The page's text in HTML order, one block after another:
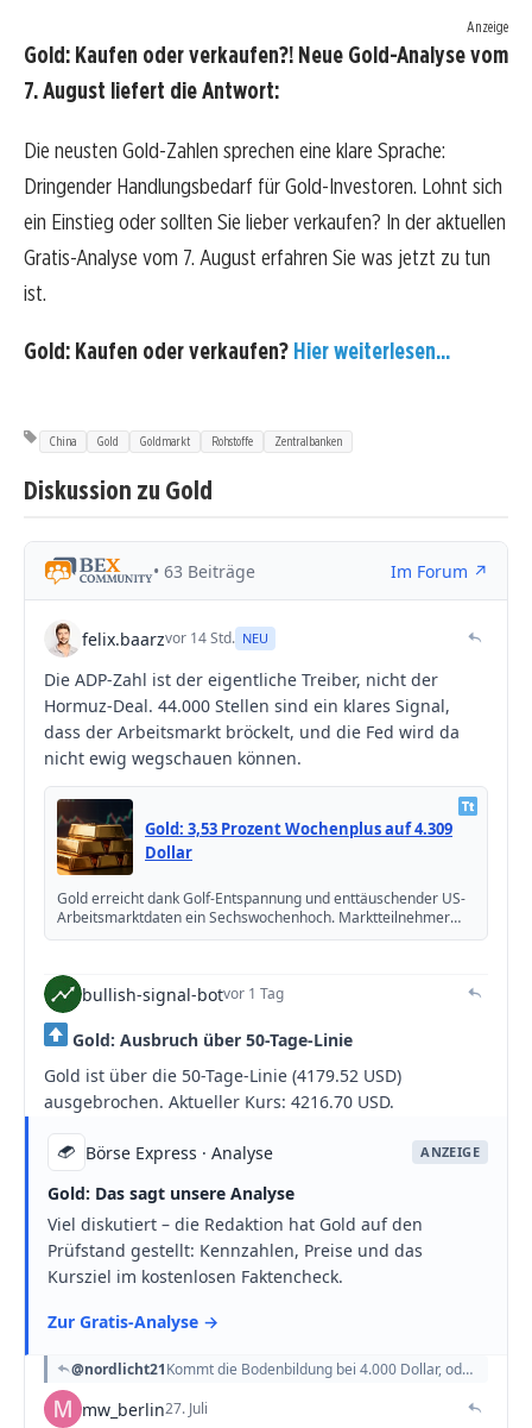
Anzeige
Gold: Kaufen oder verkaufen?! Neue Gold-Analyse vom
7. August liefert die Antwort:
Die neusten Gold-Zahlen sprechen eine klare Sprache:
Dringender Handlungsbedarf für Gold-Investoren. Lohnt sich
ein Einstieg oder sollten Sie lieber verkaufen? In der aktuellen
Gratis-Analyse vom 7. August erfahren Sie was jetzt zu tun
ist.
Gold: Kaufen oder verkaufen? Hier weiterlesen...
China Gold Goldmarkt Rohstoffe Zentralbanken
Diskussion zu Gold